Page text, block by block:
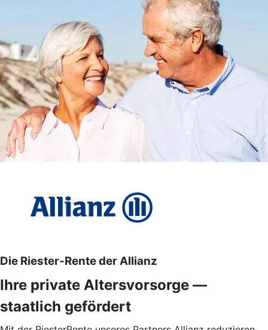
Die Riester-Rente der Allianz
Ihre private Altersvorsorge —
staatlich gefördert